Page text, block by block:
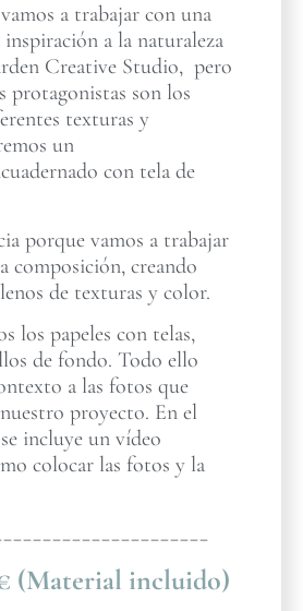
a trabajar con una
a la naturaleza
Creative Studio, pero
protagonistas son los
texturas y
un
con tela de
porque vamos a trabajar
composición, creando
de texturas y color.
los papeles con telas,
de fondo. Todo ello
a las fotos que
proyecto. En el
incluye un vídeo
colocar las fotos y la
(Material incluido)